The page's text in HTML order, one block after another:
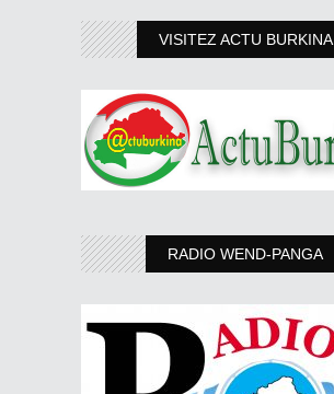
VISITEZ ACTU BURKINA
RADIO WEND-PANGA